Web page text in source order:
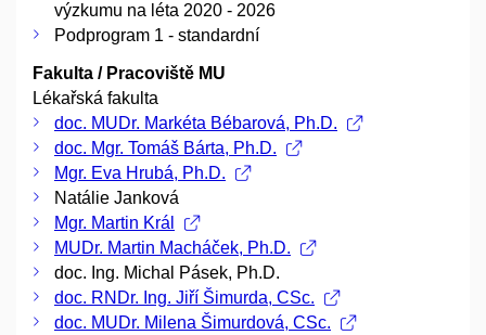
výzkumu na léta 2020 - 2026
Podprogram 1 - standardní
Fakulta / Pracoviště MU
Lékařská fakulta
doc. MUDr. Markéta Bébarová, Ph.D.
doc. Mgr. Tomáš Bárta, Ph.D.
Mgr. Eva Hrubá, Ph.D.
Natálie Janková
Mgr. Martin Král
MUDr. Martin Macháček, Ph.D.
doc. Ing. Michal Pásek, Ph.D.
doc. RNDr. Ing. Jiří Šimurda, CSc.
doc. MUDr. Milena Šimurdová, CSc.